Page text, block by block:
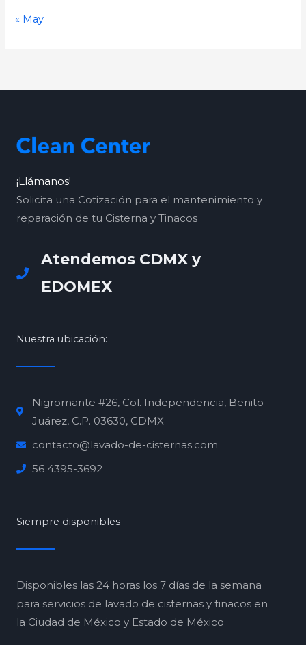
« May
¡Llámanos!
Solicita una Cotización para el mantenimiento y
reparación de tu Cisterna y Tinacos
Atendemos CDMX y
EDOMEX
Nuestra ubicación:
Nigromante #26, Col. Independencia, Benito
Juárez, C.P. 03630, CDMX
contacto@lavado-de-cisternas.com
56 4395-3692
Siempre disponibles
Disponibles las 24 horas los 7 días de la semana
para servicios de lavado de cisternas y tinacos en
la Ciudad de México y Estado de México